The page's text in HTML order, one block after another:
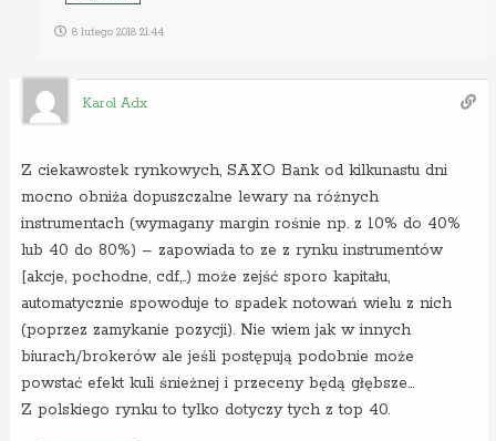
8 lutego 2018 21:44
Karol Adx
Z ciekawostek rynkowych, SAXO Bank od kilkunastu dni
mocno obniża dopuszczalne lewary na różnych
instrumentach (wymagany margin rośnie np. z 10% do 40%
lub 40 do 80%) – zapowiada to ze z rynku instrumentów
[akcje, pochodne, cdf,..) może zejść sporo kapitału,
automatycznie spowoduje to spadek notowań wielu z nich
(poprzez zamykanie pozycji). Nie wiem jak w innych
biurach/brokerów ale jeśli postępują podobnie może
powstać efekt kuli śnieżnej i przeceny będą głębsze…
Z polskiego rynku to tylko dotyczy tych z top 40.